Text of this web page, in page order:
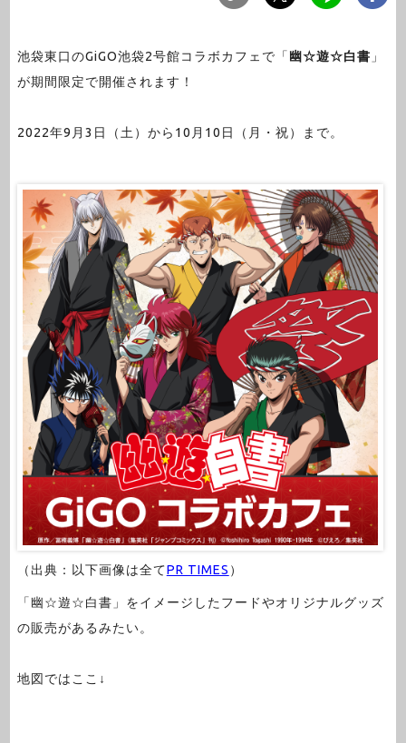
池袋東口のGiGO池袋2号館コラボカフェで「幽☆遊☆白書 」
が期間限定で開催されます！
2022年9月3日（土）から10月10日（月・祝）まで。
（出典：以下画像は全てPR TIMES ）
「幽☆遊☆白書」をイメージしたフードやオリジナルグッズ
の販売があるみたい。
地図ではここ↓